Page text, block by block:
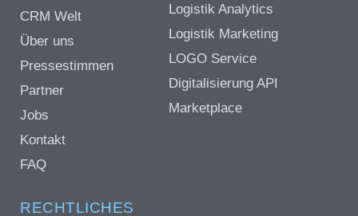
CRM Welt
Über uns
Pressestimmen
Partner
Jobs
Kontakt
FAQ
Logistik Analytics
Logistik Marketing
LOGO Service
Digitalisierung API
Marketplace
RECHTLICHES